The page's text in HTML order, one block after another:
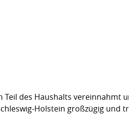
des Haushalts vereinnahmt
Holstein großzügig und